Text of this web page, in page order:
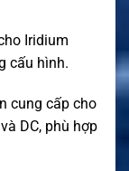
Iridium
cấu hình.
cung cấp cho
DC, phù hợp